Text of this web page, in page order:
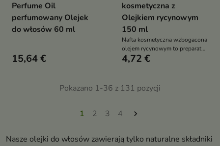
Perfume Oil
perfumowany Olejek
do włosów 60 ml
15,64 €
kosmetyczna z
Olejkiem rycynowym
150 ml
Nafta kosmetyczna wzbogacona
olejem rycynowym to preparat
przeznaczony do pielęgnacji
4,72 €
Pokazano 1-36 z 131 pozycji
1 2 3 4 
Nasze olejki do włosów zawierają tylko naturalne składniki